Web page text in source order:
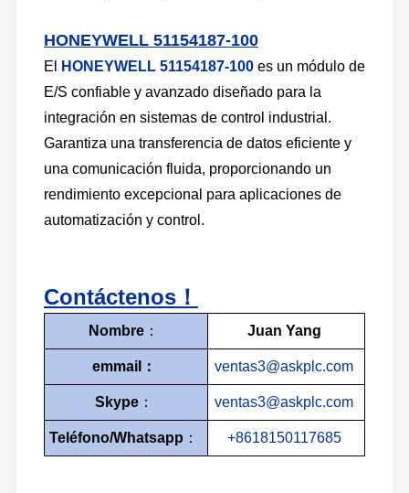
HONEYWELL 51154187-100
El HONEYWELL 51154187-100es un módulo de
E/S confiable y avanzado diseñado para la
integración en sistemas de control industrial.
Garantiza una transferencia de datos eficiente y
una comunicación fluida, proporcionando un
rendimiento excepcional para aplicaciones de
automatización y control.
Contáctenos！
Nombre ： Juan Yang
emmail ： ventas3@askplc.com
Skype： ventas3@askplc.com
Teléfono/Whatsapp ： +8618150117685